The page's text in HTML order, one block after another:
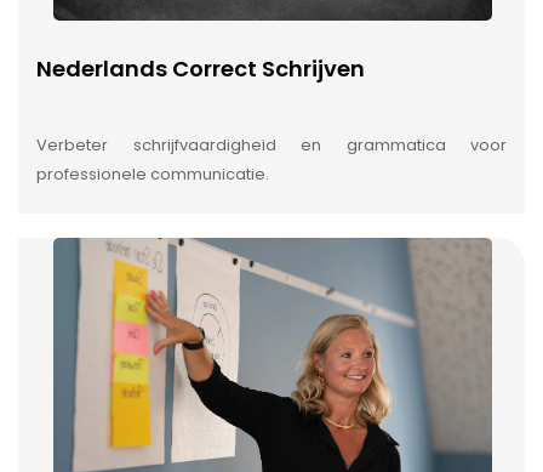
Nederlands Correct Schrijven
Verbeter schrijfvaardigheid en grammatica voor
professionele communicatie.